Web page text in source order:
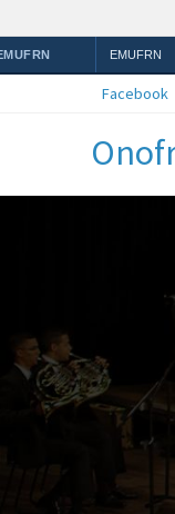
EMUFRN
Facebook